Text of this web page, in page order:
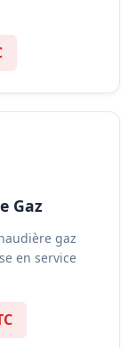
Gaz
gaz
en service